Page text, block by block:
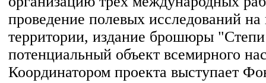
проведение полевых исследований
территории, издание брошюры
потенциальный объект всемирного
Координатором проекта выступает